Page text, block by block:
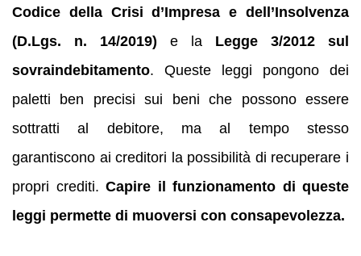
Codice della Crisi d’Impresa e dell’Insolvenza
(D.Lgs. n. 14/2019) e la Legge 3/2012 sul
sovraindebitamento. Queste leggi pongono dei
paletti ben precisi sui beni che possono essere
sottratti al debitore, ma al tempo stesso
garantiscono ai creditori la possibilità di recuperare i
propri crediti. Capire il funzionamento di queste
leggi permette di muoversi con consapevolezza.